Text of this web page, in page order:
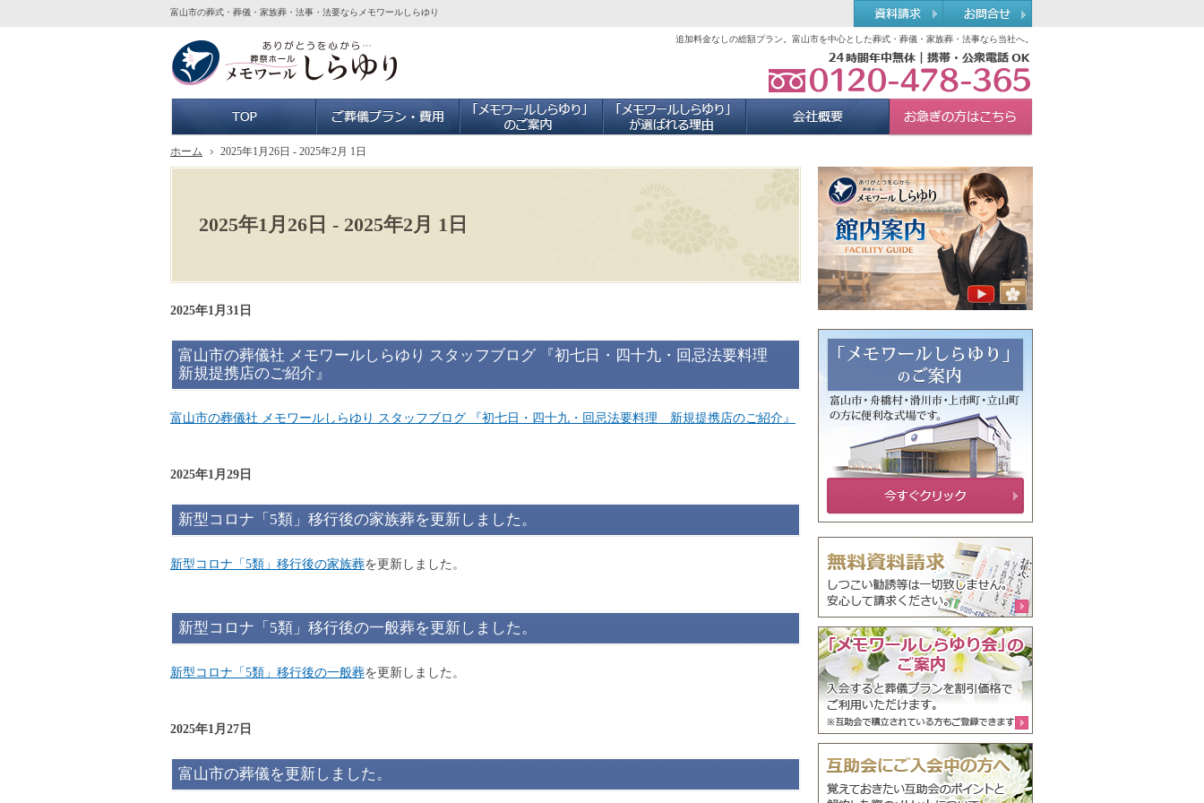
2025年1月26日 - 2025年2月 1日
追加料金なしの総額プラン。富山市を中心とした葬式・葬儀・家族葬・法事なら当社へ。
富山市の葬式・葬儀・家族葬・法事・法要ならメモワールしらゆり
2025年1月31日
富山市の葬儀社 メモワールしらゆり スタッフブログ 『初七日・四十九・回忌法要料理
新規提携店のご紹介』
富山市の葬儀社 メモワールしらゆり スタッフブログ 『初七日・四十九・回忌法要料理 新規提携店のご紹介』
2025年1月29日
新型コロナ「5類」移行後の家族葬を更新しました。
新型コロナ「5類」移行後の家族葬を更新しました。
新型コロナ「5類」移行後の一般葬を更新しました。
新型コロナ「5類」移行後の一般葬を更新しました。
2025年1月27日
富山市の葬儀を更新しました。
ご葬儀プラン・費用 「メモワールしらゆり」のご案内
ホーム 2025年1月26日 - 2025年2月 1日